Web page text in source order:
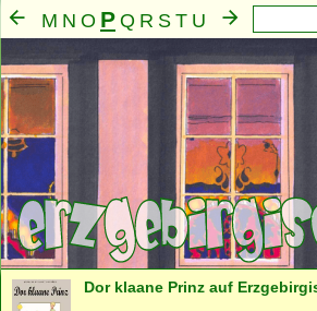
M N O P Q R S T U
Mensch
Seele ·Geist·Familie
Nahrung Natur
Dor klaane Prinz auf